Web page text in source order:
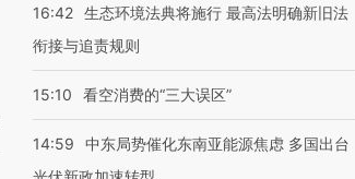
16:42 生态环境法典将施行 最高法明确新旧法
衔接与追责规则
15:10 看空消费的“三大误区”
14:59
中东局势催化东南亚能源焦虑 多国出台